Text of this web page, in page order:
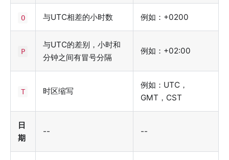
O 与UTC相差的小时数 例如：+0200
P
与UTC的差别，小时和
分钟之间有冒号分隔
例如：+02:00
T 时区缩写
例如：UTC，
GMT，CST
日
期
-- --